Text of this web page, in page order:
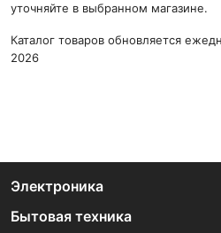
уточняйте в выбранном магазине.
Каталог товаров обновляется
2026
Электроника
Бытовая техника